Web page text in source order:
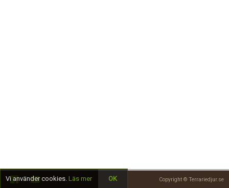
Copyright © Terrariedjur.se
Vi använder cookies. Läs mer OK